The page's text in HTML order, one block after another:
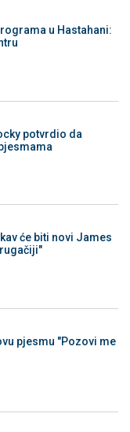
u Hastahani:
potvrdio da
će biti novi James
pjesmu "Pozovi me